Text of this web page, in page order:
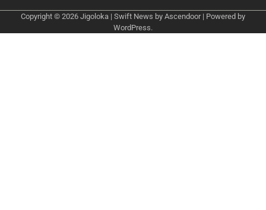
Copyright © 2026 Jigoloka | Swift News by Ascendoor| Powered by
WordPress.